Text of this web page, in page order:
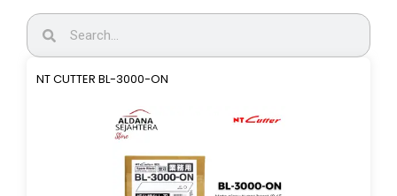
NT CUTTER BL-3000-ON